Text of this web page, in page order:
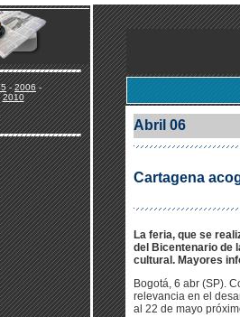
-2006-
2010
Abril 06
Cartagena
La feria, que se
del Bicentenario de
cultural. Mayores
Bogotá, 6 abr (SP).
relevancia en el
al 22 de mayo